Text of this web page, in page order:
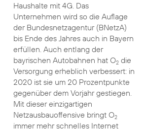
Haushalte mit 4G. Das
Unternehmen wird so die Auflage
der Bundesnetzagentur (BNetzA)
bis Ende des Jahres auch in Bayern
erfüllen. Auch entlang der
bayrischen Autobahnen hat O2die
Versorgung erheblich verbessert: in
2020 ist sie um 20 Prozentpunkte
gegenüber dem Vorjahr gestiegen.
Mit dieser einzigartigen
Netzausbauoffensive bringt O2
immer mehr schnelles Internet